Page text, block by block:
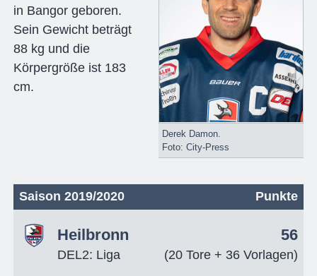
Derek Damon.
Foto: City-Press
in Bangor geboren.
Sein Gewicht beträgt
88 kg und die
Körpergröße ist 183
cm.
Saison 2019/2020 Punkte
Heilbronn
DEL2: Liga
56
(20 Tore + 36 Vorlagen)